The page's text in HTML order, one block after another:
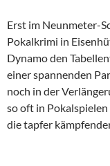
Erst im Neunmeter-
Pokalkrimi in
Dynamo den
einer spannenden
noch in der
so oft in
die tapfer